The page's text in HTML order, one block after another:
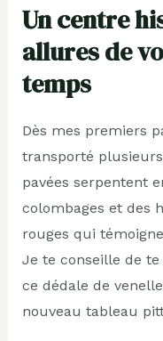
Un centre
allures de
temps
Dès mes premiers
transporté
pavées serpentent
colombages et des
rouges qui
Je te conseille de
ce dédale de
nouveau tableau